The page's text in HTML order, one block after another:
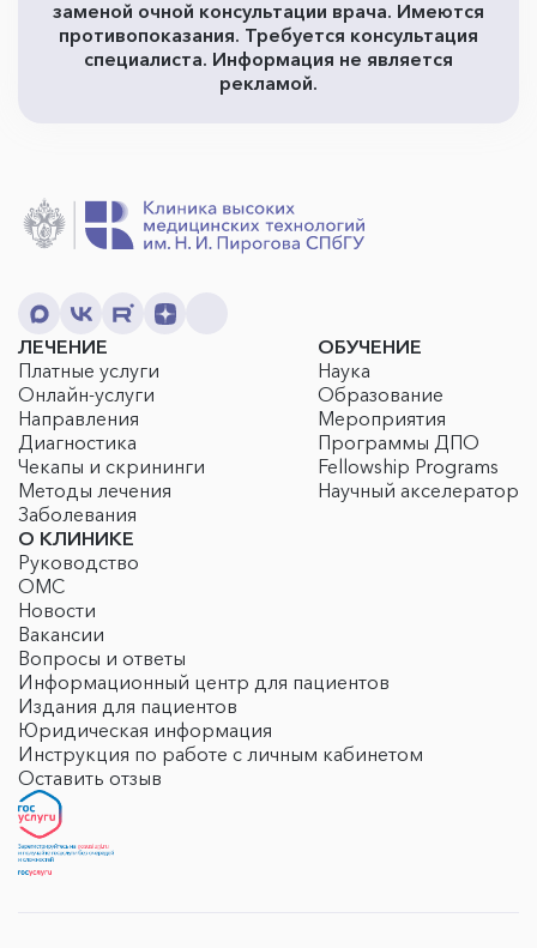
заменой очной консультации врача. Имеются
противопоказания. Требуется консультация
специалиста. Информация не является
рекламой.
ЛЕЧЕНИЕ
Платные услуги
Онлайн-услуги
Направления
Диагностика
Чекапы и скрининги
Методы лечения
Заболевания
ОБУЧЕНИЕ
Наука
Образование
Мероприятия
Программы ДПО
Fellowship Programs
Научный акселератор
О КЛИНИКЕ
Руководство
ОМС
Новости
Вакансии
Вопросы и ответы
Информационный центр для пациентов
Издания для пациентов
Юридическая информация
Инструкция по работе с личным кабинетом
Оставить отзыв